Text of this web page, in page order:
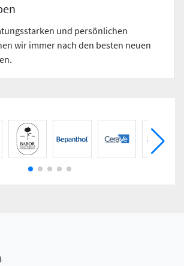
und persönlichen
wir immer nach den besten neuen